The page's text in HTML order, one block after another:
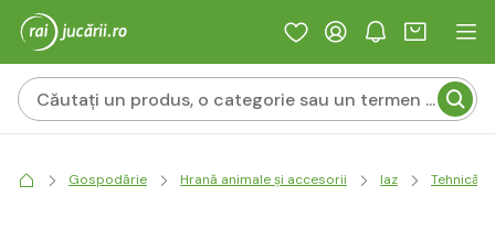
Gospodărie Hrană animale și accesorii Iaz Tehnică